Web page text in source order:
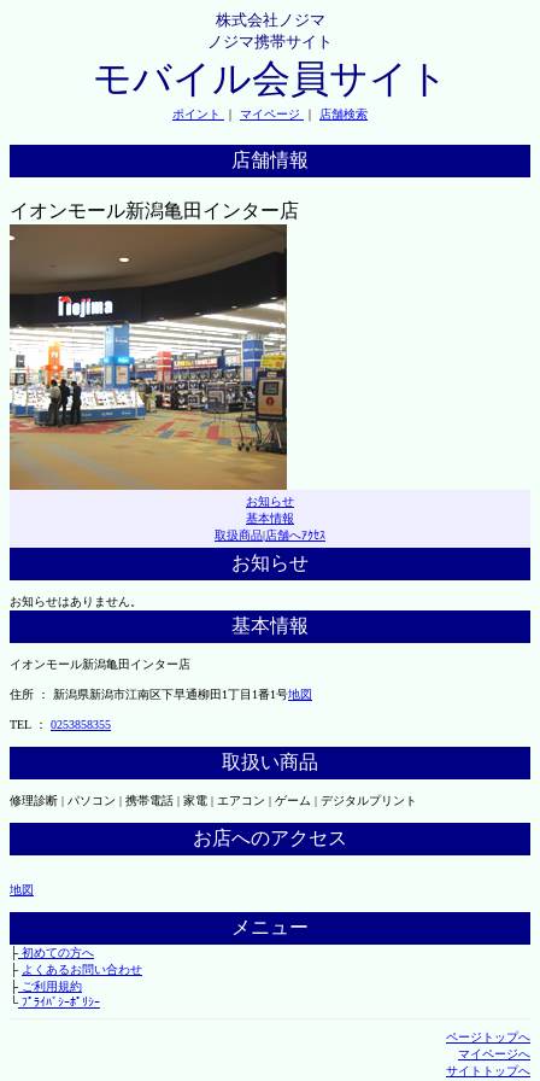
株式会社ノジマ
ノジマ携帯サイト
モバイル会員サイト
ポイント ｜ マイページ ｜ 店舗検索
店舗情報
イオンモール新潟亀田インター店
お知らせ
基本情報
取扱商品|店舗へｱｸｾｽ
お知らせ
お知らせはありません。
基本情報
イオンモール新潟亀田インター店
住所 ： 新潟県新潟市江南区下早通柳田1丁目1番1号地図
TEL ： 0253858355
取扱い商品
修理診断 | パソコン | 携帯電話 | 家電 | エアコン | ゲーム | デジタルプリント
お店へのアクセス
地図
メニュー
├初めての方へ
├ よくあるお問い合わせ
├ご利用規約
└ﾌﾟﾗｲﾊﾞｼｰﾎﾟﾘｼｰ
ページトップへ
マイページへ
サイトトップへ